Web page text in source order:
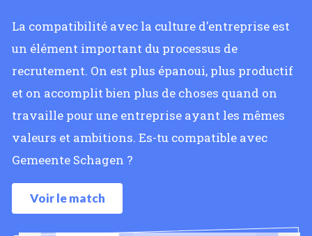
La compatibilité avec la culture d'entreprise est
un élément important du processus de
recrutement. On est plus épanoui, plus productif
et on accomplit bien plus de choses quand on
travaille pour une entreprise ayant les mêmes
valeurs et ambitions. Es-tu compatible avec
Gemeente Schagen ?
Voir le match